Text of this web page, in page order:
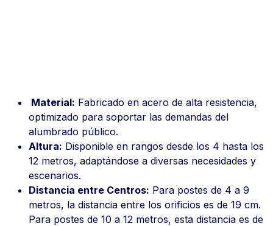
Material: Fabricado en acero de alta resistencia,
optimizado para soportar las demandas del
alumbrado público.
Altura: Disponible en rangos desde los 4 hasta los
12 metros, adaptándose a diversas necesidades y
escenarios.
Distancia entre Centros: Para postes de 4 a 9
metros, la distancia entre los orificios es de 19 cm.
Para postes de 10 a 12 metros, esta distancia es de